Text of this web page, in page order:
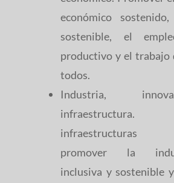
económico
sostenible, el
productivo y el trabajo
todos.
Industria,
infraestructura.
infraestructuras
promover la
inclusiva y sostenible